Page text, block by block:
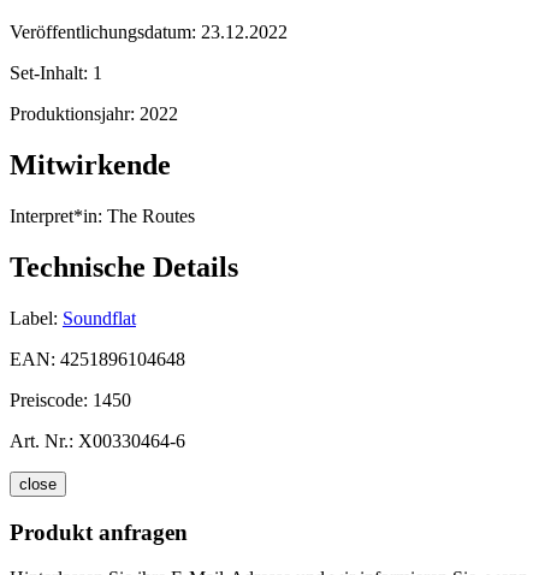
Veröffentlichungsdatum: 23.12.2022
Set-Inhalt: 1
Produktionsjahr: 2022
Mitwirkende
Interpret*in: The Routes
Technische Details
Label: Soundflat
EAN: 4251896104648
Preiscode: 1450
Art. Nr.: X00330464-6
close
Produkt anfragen